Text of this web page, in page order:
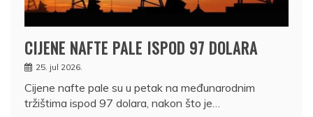
CIJENE NAFTE PALE ISPOD 97 DOLARA
25. jul 2026.
Cijene nafte pale su u petak na međunarodnim
tržištima ispod 97 dolara, nakon što je…